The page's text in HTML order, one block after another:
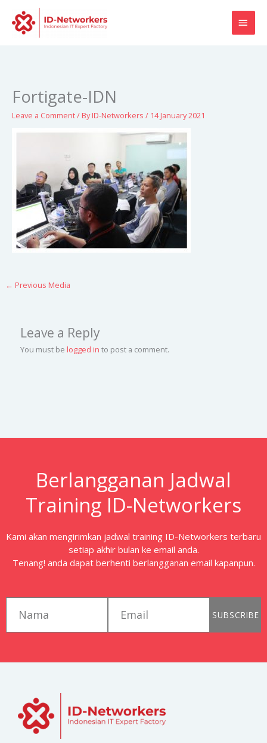
content
Fortigate-IDN
Leave a Comment/ ByID-Networkers / 14 January 2021
← Previous Media
Leave a Reply
You must be logged in to post a comment.
Berlangganan Jadwal
Training ID-Networkers
Kami akan mengirimkan jadwal training ID-Networkers terbaru
setiap akhir bulan ke email anda.
Tenang! anda dapat berhenti berlangganan email kapanpun.
SUBSCRIBE